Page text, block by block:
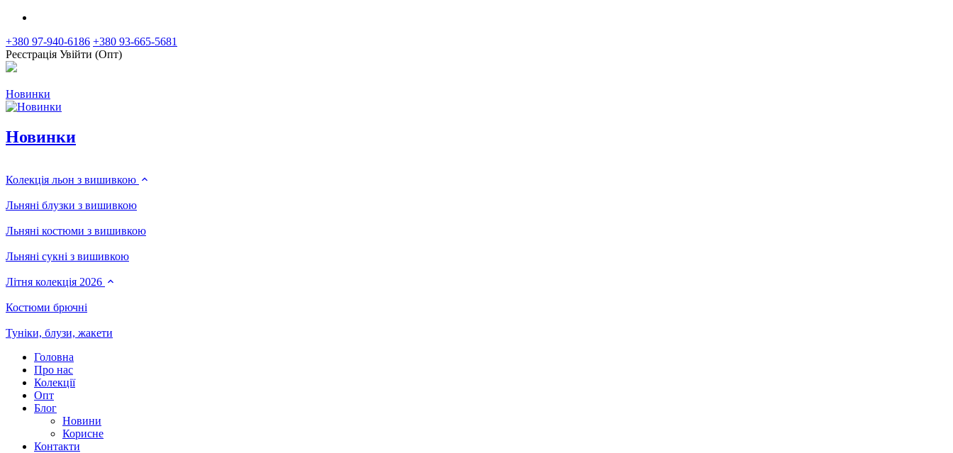
+380 97-940-6186 +380 93-665-5681
Реєстрація Увійти (Опт)
Новинки
Новинки
Колекція льон з вишивкою
Льняні блузки з вишивкою
Льняні костюми з вишивкою
Льняні сукні з вишивкою
Літня колекція 2026
Костюми брючні
Туніки, блузи, жакети
Головна
Про нас
Колекції
Опт
Блог
Новини
Корисне
Контакти